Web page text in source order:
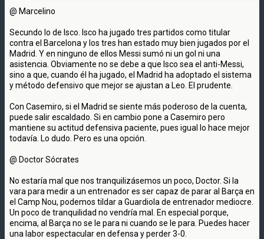
@ Marcelino
Secundo lo de Isco. Isco ha jugado tres partidos como titular
contra el Barcelona y los tres han estado muy bien jugados por el
Madrid. Y en ninguno de ellos Messi sumó ni un gol ni una
asistencia. Obviamente no se debe a que Isco sea el anti-Messi,
sino a que, cuando él ha jugado, el Madrid ha adoptado el sistema
y método defensivo que mejor se ajustan a Leo. El prudente.
Con Casemiro, si el Madrid se siente más poderoso de la cuenta,
puede salir escaldado. Si en cambio pone a Casemiro pero
mantiene su actitud defensiva paciente, pues igual lo hace mejor
todavía. Lo dudo. Pero es una opción.
@ Doctor Sócrates
No estaría mal que nos tranquilizásemos un poco, Doctor. Si la
vara para medir a un entrenador es ser capaz de parar al Barça en
el Camp Nou, podemos tildar a Guardiola de entrenador mediocre.
Un poco de tranquilidad no vendría mal. En especial porque,
encima, al Barça no se le para ni cuando se le para. Puedes hacer
una labor espectacular en defensa y perder 3-0.